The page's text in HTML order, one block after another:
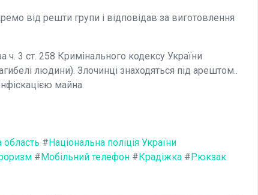
від решти групи і відповідав за виготовлення
ч. 3 ст. 258 Кримінального кодексу України
людини). Злочинці знаходяться під арештом..
майна.
#Національна поліція України
#Мобільний телефон #Крадіжка #Рюкзак